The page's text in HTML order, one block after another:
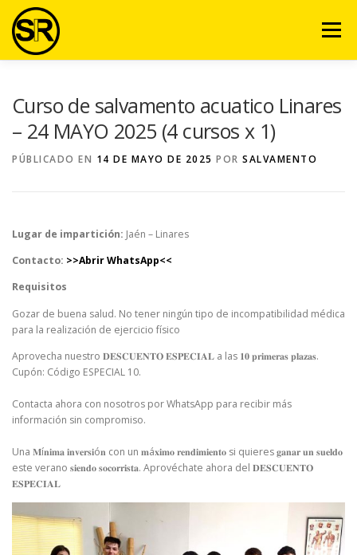
Saltar
contenido
Menú
Curso de salvamento acuatico Linares
– 24 MAYO 2025 (4 cursos x 1)
PÚBLICADO EN 14 DE MAYO DE 2025 POR SALVAMENTO
Lugar de impartición: Jaén – Linares
Contacto: >>Abrir WhatsApp<<
Requisitos
Gozar de buena salud. No tener ningún tipo de incompatibilidad médica
para la realización de ejercicio físico
Aprovecha nuestro 𝐃𝐄𝐒𝐂𝐔𝐄𝐍𝐓𝐎 𝐄𝐒𝐏𝐄𝐂𝐈𝐀𝐋 a las 𝟏𝟎 𝐩𝐫𝐢𝐦𝐞𝐫𝐚𝐬 𝐩𝐥𝐚𝐳𝐚𝐬. ⁣
Cupón: Código ESPECIAL 10. ⁣
Contacta ahora con nosotros por WhatsApp para recibir más
información sin compromiso. ⁣
Una 𝐌í𝐧𝐢𝐦𝐚 𝐢𝐧𝐯𝐞𝐫𝐬𝐢ó𝐧 con un 𝐦á𝐱𝐢𝐦𝐨 𝐫𝐞𝐧𝐝𝐢𝐦𝐢𝐞𝐧𝐭𝐨 si quieres 𝐠𝐚𝐧𝐚𝐫 𝐮𝐧 𝐬𝐮𝐞𝐥𝐝𝐨
este verano 𝐬𝐢𝐞𝐧𝐝𝐨 𝐬𝐨𝐜𝐨𝐫𝐫𝐢𝐬𝐭𝐚. Aprovéchate ahora del 𝐃𝐄𝐒𝐂𝐔𝐄𝐍𝐓𝐎
𝐄𝐒𝐏𝐄𝐂𝐈𝐀𝐋⁣